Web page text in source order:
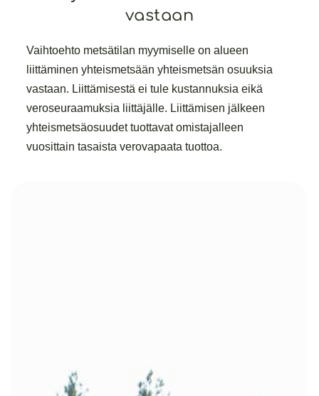
vastaan
Vaihtoehto metsätilan myymiselle on alueen
liittäminen yhteismetsään yhteismetsän osuuksia
vastaan. Liittämisestä ei tule kustannuksia eikä
veroseuraamuksia liittäjälle. Liittämisen jälkeen
yhteismetsäosuudet tuottavat omistajalleen
vuosittain tasaista verovapaata tuottoa.